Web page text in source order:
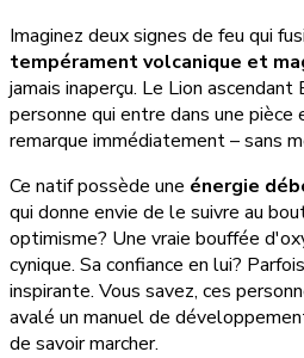
Imaginez deux signes de feu qui
tempérament volcanique et
jamais inaperçu. Le Lion
personne qui entre dans une
remarque immédiatement – sans
Ce natif possède une énergie
qui donne envie de le suivre au
optimisme? Une vraie bouffée
cynique. Sa confiance en lui?
inspirante. Vous savez, ces
avalé un manuel de
de savoir marcher.